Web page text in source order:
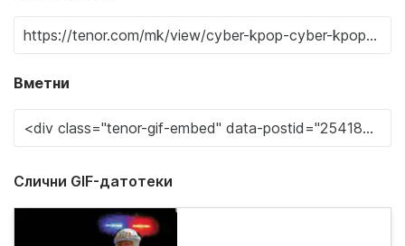
Вметни
Слични GIF-датотеки